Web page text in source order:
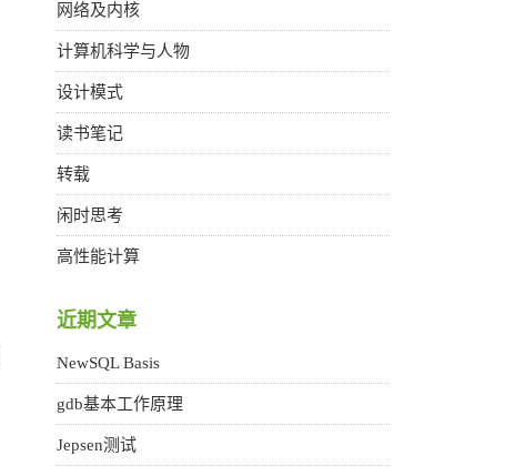
网络及内核
计算机科学与人物
设计模式
读书笔记
转载
闲时思考
高性能计算
近期文章
NewSQL Basis
gdb基本工作原理
Jepsen测试